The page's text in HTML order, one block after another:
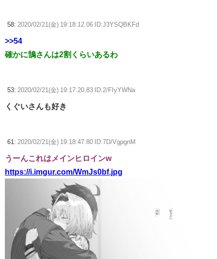
58: 2020/02/21(金) 19:18:12.06 ID:J3YSQBKFd
>>54
確かに鵠さんは2割くらいあるわ
53: 2020/02/21(金) 19:17:20.83 ID:2/FIyYWNa
くぐいさんも好き
61: 2020/02/21(金) 19:18:47.80 ID:7D/VgpgnM
うーんこれはメインヒロインw
https://i.imgur.com/WmJs0bf.jpg